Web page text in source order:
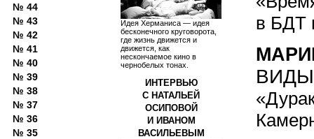
Идея Херманиса — идея
бесконечного круговорота,
где жизнь движется и
движется, как
нескончаемое кино в
чернобелых тонах.
ИНТЕРВЬЮ
С НАТАЛЬЕЙ
ОСИПОВОЙ
И ИВАНОМ
ВАСИЛЬЕВЫМ
в БДТ
ВИДЫ
№ 44
№ 43
№ 42
№ 41
№ 40
№ 39
№ 38
№ 37
№ 36
№ 35